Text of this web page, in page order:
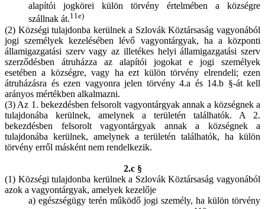
alapítói jogkörei külön törvény értelmében a községre
szállnak át.11e)
(2) Községi tulajdonba kerülnek a Szlovák Köztársaság vagyonából
jogi személyek kezelésében lévő vagyontárgyak, ha a központi
államigazgatási szerv vagy az illetékes helyi államigazgatási szerv
szerződésben átruházza az alapítói jogokat e jogi személyek
esetében a községre, vagy ha ezt külön törvény elrendeli; ezen
átruházásra és ezen vagyonra jelen törvény 4.a és 14.b §-át kell
arányos mértékben alkalmazni.
(3) Az 1. bekezdésben felsorolt vagyontárgyak annak a községnek a
tulajdonába kerülnek, amelynek a területén találhatók. A 2.
bekezdésben felsorolt vagyontárgyak annak a községnek a
tulajdonába kerülnek, amelynek a területén találhatók, ha külön
törvény erről másként nem rendelkezik.
2.c §
(1) Községi tulajdonba kerülnek a Szlovák Köztársaság vagyonából
azok a vagyontárgyak, amelyek kezelője
a) egészségügy terén működő jogi személy, ha külön törvény